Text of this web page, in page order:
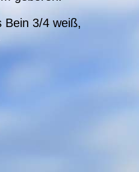
Bein 3/4 weiß,